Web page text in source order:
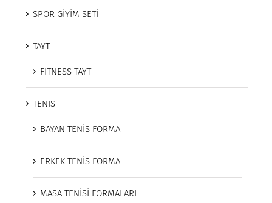
SPOR GİYİM SETİ
TAYT
FITNESS TAYT
TENİS
BAYAN TENİS FORMA
ERKEK TENİS FORMA
MASA TENİSİ FORMALARI